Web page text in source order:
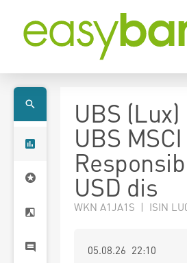
UBS
UBS
USD dis
WKN A1JA1S | ISIN
05.08.26 22:10